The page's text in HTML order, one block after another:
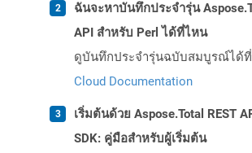
ฉันจะหาบันทึกประจำรุ่น
API สำหรับ Perl ได้ที่ไหน
ดูบันทึกประจำรุ่นฉบับสมบูรณ์ได้ที่
Cloud Documentation
เริ่มต้นด้วย Aspose.Total REST
SDK: คู่มือสำหรับผู้เริ่มต้น